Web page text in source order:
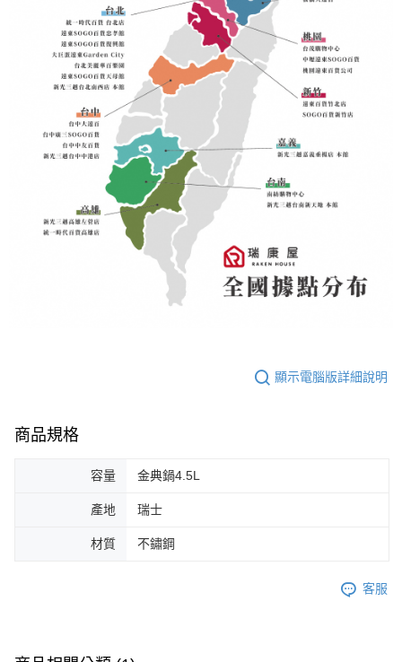
顯示電腦版詳細說明
商品規格
容量 金典鍋4.5L
產地 瑞士
材質 不鏽鋼
客服